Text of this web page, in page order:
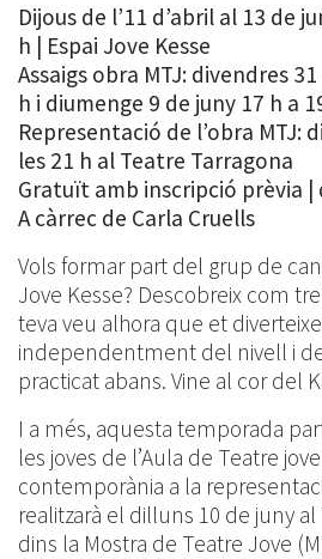
Dijous de l’11 d’abril al 13 de
h | Espai Jove Kesse
Assaigs obra MTJ: divendres
h i diumenge 9 de juny 17 h a
Representació de l’obra MTJ:
les 21 h al Teatre Tarragona
Gratuït amb inscripció prèvia |
A càrrec de Carla Cruells
Vols formar part del grup de
Jove Kesse? Descobreix com
teva veu alhora que et
independentment del nivell i de
practicat abans. Vine al cor del
I a més, aquesta temporada
les joves de l’Aula de Teatre
contemporània a la
realitzarà el dilluns 10 de juny
dins la Mostra de Teatre Jove